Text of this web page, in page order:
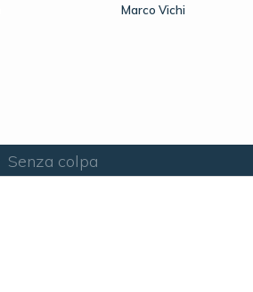
Marco Vichi
Senza colpa